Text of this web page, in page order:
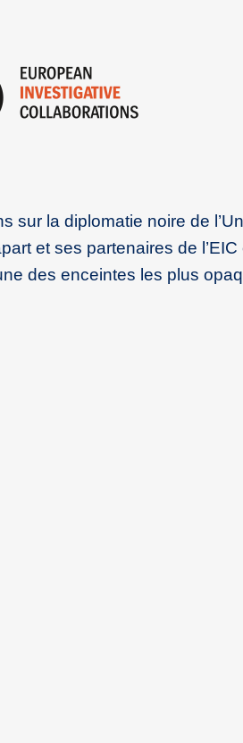
sur la diplomatie noire de
et ses partenaires de
des enceintes les plus